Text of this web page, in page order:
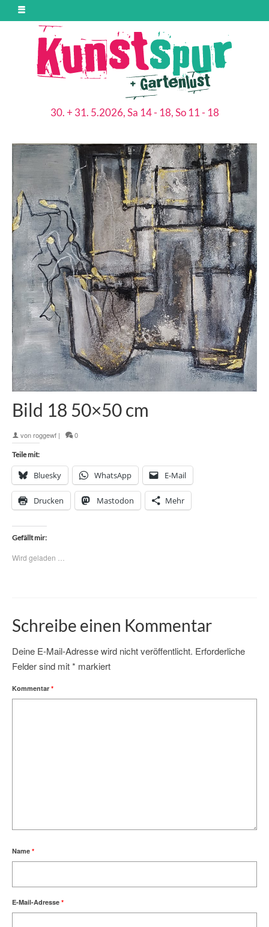
30. + 31. 5.2026, Sa 14 - 18, So 11 - 18
Bild 18 50×50 cm
vonroggewf | 0
Teile mit:
Bluesky WhatsApp E-Mail
Drucken Mastodon Mehr
Gefällt mir:
Wird geladen …
Schreibe einen Kommentar
Deine E-Mail-Adresse wird nicht veröffentlicht. Erforderliche
Felder sind mit* markiert
Kommentar *
Name *
E-Mail-Adresse *